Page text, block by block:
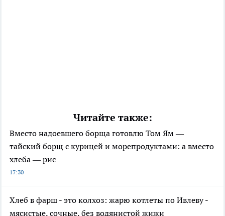
Читайте также:
Вместо надоевшего борща готовлю Том Ям —
тайский борщ с курицей и морепродуктами: а вместо
хлеба — рис
17:30
Хлеб в фарш - это колхоз: жарю котлеты по Ивлеву -
мясистые, сочные, без водянистой жижи